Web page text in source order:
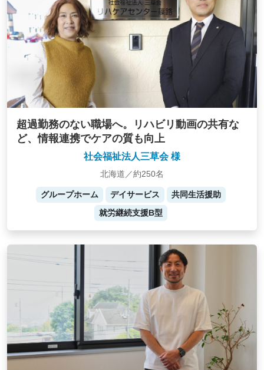
超過勤務のない職場へ。リハビリ動画の共有な
ど、情報連携でケアの質も向上
社会福祉法人三草会 様
北海道／約250名
グループホーム デイサービス
共同生活援助
就労継続支援B型